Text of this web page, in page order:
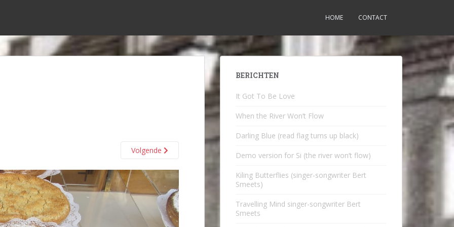
HOME CONTACT
Volgende
BERICHTEN
It Got To Be Love
When the River Won’t Flow
Darling Blue (read flag turns up black)
Demo version for Si (the river won’t flow)
Kiling Butterflies (singer-songwriter Bert
Smeets)
Travelling Mind singer-songwriter Bert
Smeets